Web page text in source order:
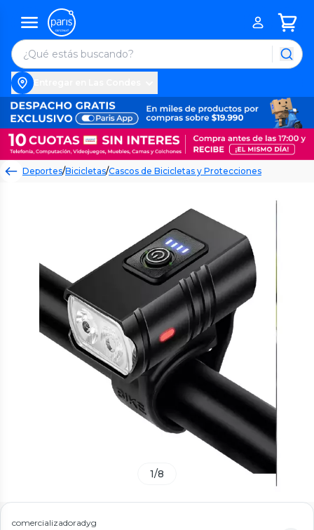
Deportes/Bicicletas/Cascos de Bicicletas y Protecciones
1/8
comercializadoradyg